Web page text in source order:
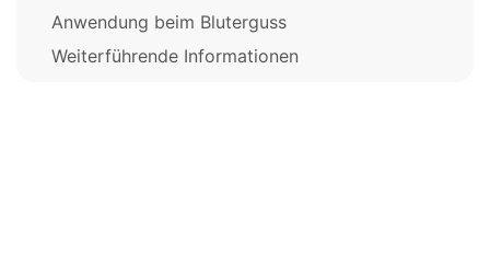
Anwendung beim Bluterguss
Weiterführende Informationen